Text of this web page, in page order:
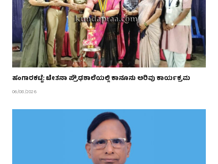
ಹಂಗಾರಕಟ್ಟೆ: ಚೇತನಾ ಪ್ರೌಢಶಾಲೆಯಲ್ಲಿ ಕಾನೂನು ಅರಿವು ಕಾರ್ಯಕ್ರಮ
06/08/2026